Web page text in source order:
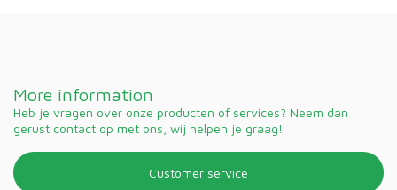
More information
Heb je vragen over onze producten of services? Neem dan
gerust contact op met ons, wij helpen je graag!
Customer service